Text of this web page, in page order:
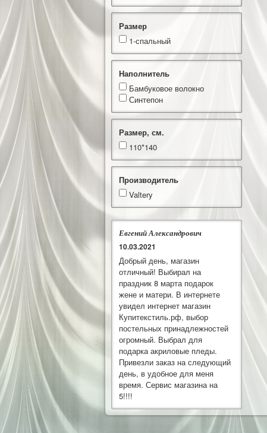
Размер
1-спальный
Наполнитель
Бамбуковое волокно
Синтепон
Размер, см.
110*140
Производитель
Valtery
Евгений Александрович
10.03.2021
Добрый день, магазин
отличный! Выбирал на
праздник 8 марта подарок
жене и матери. В интернете
увидел интернет магазин
Купитекстиль.рф, выбор
постельных принадлежностей
огромный. Выбрал для
подарка акриловые пледы.
Привезли заказ на следующий
день, в удобное для меня
время. Сервис магазина на
5!!!!